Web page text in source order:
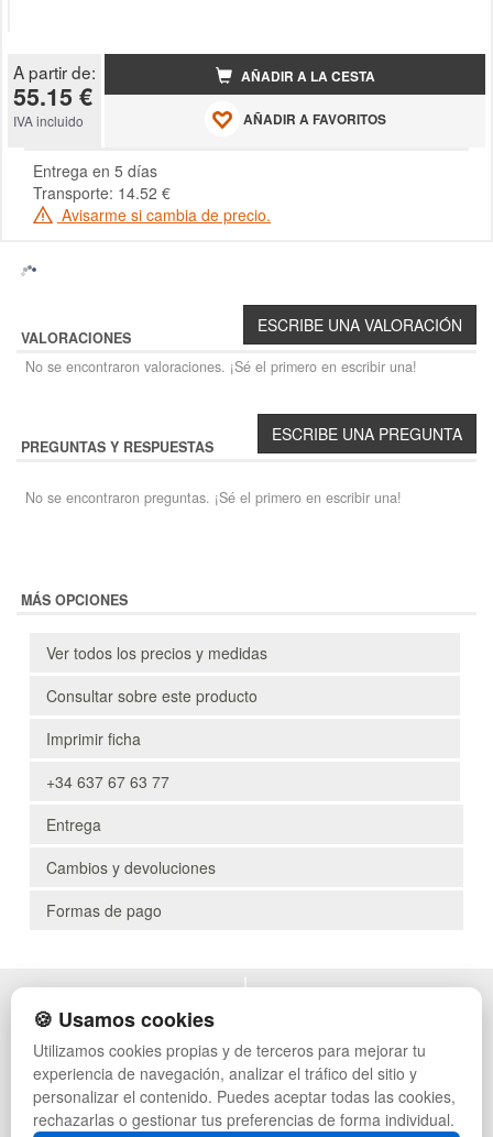
A partir de:
55.15 €
IVA incluido
AÑADIR A LA CESTA
AÑADIR A FAVORITOS
Entrega en 5 días
Transporte: 14.52 €
Avisarme si cambia de precio.
VALORACIONES
No se encontraron valoraciones. ¡Sé el primero en escribir una!
PREGUNTAS Y RESPUESTAS
No se encontraron preguntas. ¡Sé el primero en escribir una!
MÁS OPCIONES
Ver todos los precios y medidas
Consultar sobre este producto
Imprimir ficha
+34 637 67 63 77
Entrega
Cambios y devoluciones
Formas de pago
POLÍTICA DE PRIVACIDAD
CONDICIONES DE USO
CAMBIOS Y DEVOLUCIONES
CONTACTO
QUIENES SOMOS
MAPA WEB
MUEBLES VINTAGE
MUEBLES HOSTELERÍA
SUMINISTROS HOSTELERÍA
TIENDA DE DEPORTES
🍪 Usamos cookies
Utilizamos cookies propias y de terceros para mejorar tu
experiencia de navegación, analizar el tráfico del sitio y
personalizar el contenido. Puedes aceptar todas las cookies,
rechazarlas o gestionar tus preferencias de forma individual.